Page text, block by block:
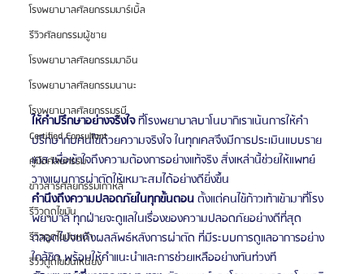
โรงพยาบาลศัลยกรรมมาร์เบิ้ล
รีวิวศัลยกรรมผู้ชาย
โรงพยาบาลศัลยกรรมมาอิน
โรงพยาบาลศัลยกรรมนานะ
โรงพยาบาลศัลยกรรมรูบี
Certified Consultant
คู่มือศัลยกรรม
ข่าวสารศัลยกรรมเกาหลี
รีวิวดูดไขมัน
รีวิวดูดไขมันหน้า
รีวิวดูดไขมันเหนียง
ให้คำปรึกษาอย่างจริงใจ ที่โรงพยาบาลบาโนบากิเราเน้นการให้คำ
ปรึกษากับคนไข้ด้วยความจริงใจ ในทุกเคสจึงมีการประเมินแบบราย
เคส เพื่อเข้าใจถึงความต้องการอย่างแท้จริง สิ่งเหล่านี้ช่วยให้แพทย์
วางแผนการผ่าตัดให้เหมาะสมได้อย่างดียิ่งขึ้น
คำนึงถึงความปลอดภัยในทุกขั้นตอน ตั้งแต่คนไข้ก้าวเท้าเข้ามาที่โรง
พยาบาล ทุกฝ่ายจะดูแลในเรื่องของความปลอดภัยอย่างดีที่สุด
ตลอดไปจนถึงผลลัพธ์หลังการผ่าตัด ที่มีระบบการดูแลอาการอย่าง
ใกล้ชิด พร้อมให้คำแนะนำและการช่วยเหลืออย่างทันท่วงที